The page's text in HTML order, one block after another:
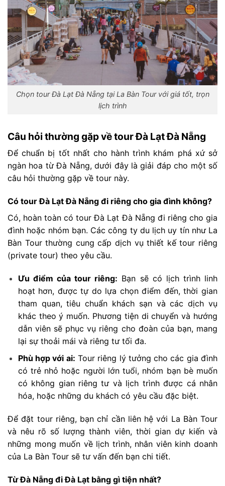
Chọn tour Đà Lạt Đà Nẵng tại La Bàn Tour với giá tốt, trọn
lịch trình
Câu hỏi thường gặp về tour Đà Lạt Đà Nẵng
Để chuẩn bị tốt nhất cho hành trình khám phá xứ sở
ngàn hoa từ Đà Nẵng, dưới đây là giải đáp cho một số
câu hỏi thường gặp về tour này.
Có tour Đà Lạt Đà Nẵng đi riêng cho gia đình không?
Có, hoàn toàn có tour Đà Lạt Đà Nẵng đi riêng cho gia
đình hoặc nhóm bạn. Các công ty du lịch uy tín như La
Bàn Tour thường cung cấp dịch vụ thiết kế tour riêng
(private tour) theo yêu cầu.
Ưu điểm của tour riêng: Bạn sẽ có lịch trình linh
hoạt hơn, được tự do lựa chọn điểm đến, thời gian
tham quan, tiêu chuẩn khách sạn và các dịch vụ
khác theo ý muốn. Phương tiện di chuyển và hướng
dẫn viên sẽ phục vụ riêng cho đoàn của bạn, mang
lại sự thoải mái và riêng tư tối đa.
Phù hợp với ai: Tour riêng lý tưởng cho các gia đình
có trẻ nhỏ hoặc người lớn tuổi, nhóm bạn bè muốn
có không gian riêng tư và lịch trình được cá nhân
hóa, hoặc những du khách có yêu cầu đặc biệt.
Để đặt tour riêng, bạn chỉ cần liên hệ với La Bàn Tour
và nêu rõ số lượng thành viên, thời gian dự kiến và
những mong muốn về lịch trình, nhân viên kinh doanh
của La Bàn Tour sẽ tư vấn đến bạn chi tiết.
Từ Đà Nẵng đi Đà Lạt bằng gì tiện nhất?